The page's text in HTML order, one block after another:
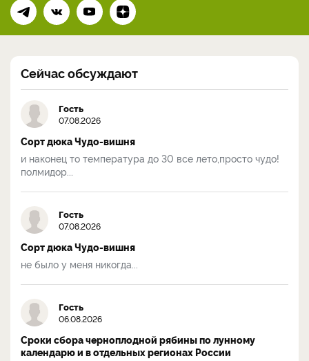
Сейчас обсуждают
Гость
07.08.2026
Сорт дюка Чудо-вишня
и наконец то температура до 30 все лето,просто чудо!
полмидор...
Гость
07.08.2026
Сорт дюка Чудо-вишня
не было у меня никогда...
Гость
06.08.2026
Сроки сбора черноплодной рябины по лунному
календарю и в отдельных регионах России